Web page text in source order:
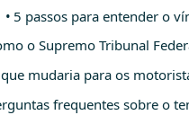
5 passos para entender o
o Supremo Tribunal
mudaria para os
frequentes sobre o